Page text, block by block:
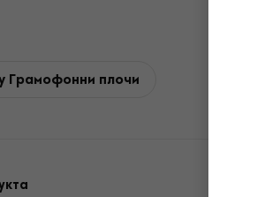
Грамофонни плочи